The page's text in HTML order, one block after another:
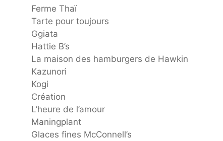
Ferme Thaï
Tarte pour toujours
Ggiata
Hattie B’s
La maison des hamburgers de Hawkin
Kazunori
Kogi
Création
L’heure de l’amour
Maningplant
Glaces fines McConnell’s